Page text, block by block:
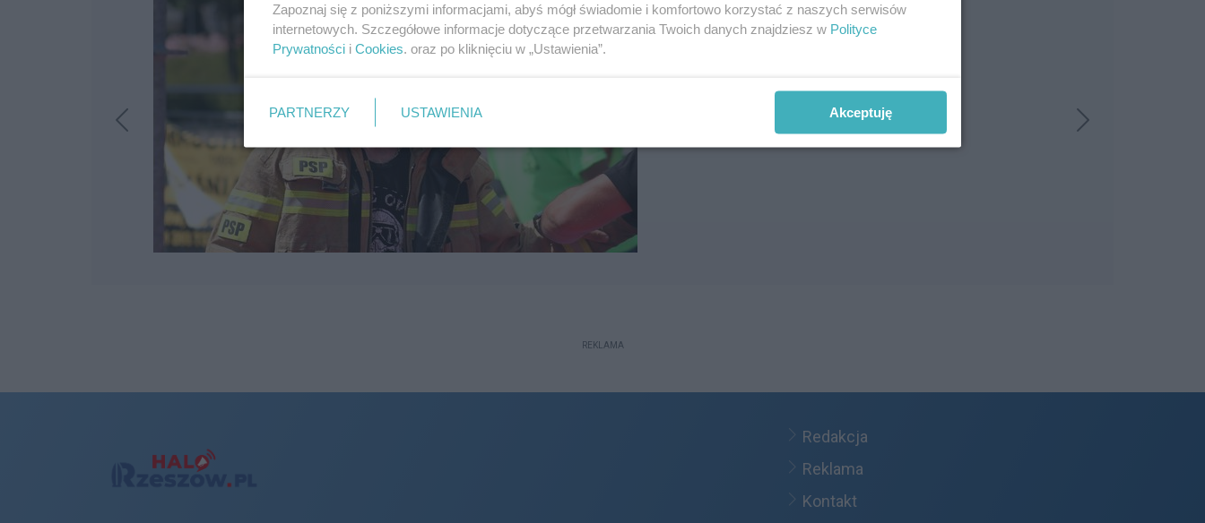
REKLAMA
Redakcja
Reklama
Kontakt
Zapoznaj się z poniższymi informacjami, abyś mógł świadomie i komfortowo korzystać z naszych serwisów
internetowych. Szczegółowe informacje dotyczące przetwarzania Twoich danych znajdziesz w Polityce
Prywatności i Cookies. oraz po kliknięciu w „Ustawienia”.
PARTNERZY USTAWIENIA Akceptuję